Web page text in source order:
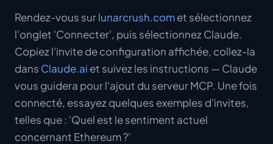
Rendez-vous surlunarcrush.comet sélectionnez
l'onglet 'Connecter', puis sélectionnez Claude.
Copiez l'invite de configuration affichée, collez-la
dans Claude.ai et suivez les instructions — Claude
vous guidera pour l'ajout du serveur MCP. Une fois
connecté, essayez quelques exemples d'invites,
telles que : 'Quel est le sentiment actuel
concernant Ethereum ?'